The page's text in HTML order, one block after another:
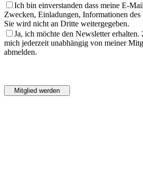
Ich bin einverstanden dass meine E-
Zwecken, Einladungen, Informationen
Sie wird nicht an Dritte weitergegeben.
Ja, ich möchte den Newsletter
mich jederzeit unabhängig von meiner
abmelden.
dieses
Feld
lasse
dieses